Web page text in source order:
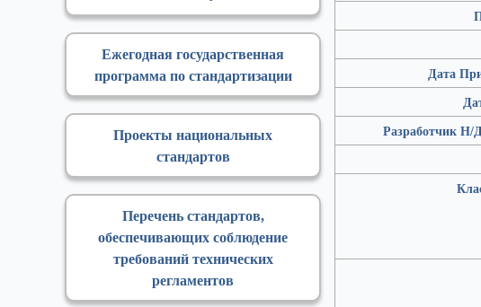
Ежегодная государственная
программа по стандартизации
Проекты национальных
стандартов
Перечень стандартов,
обеспечивающих соблюдение
требований технических
регламентов
Дата
Разработчик Н/